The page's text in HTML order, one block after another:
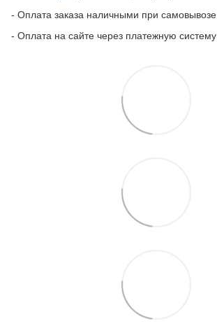
- Оплата заказа наличными при самовывозе
- Оплата на сайте через платежную систему